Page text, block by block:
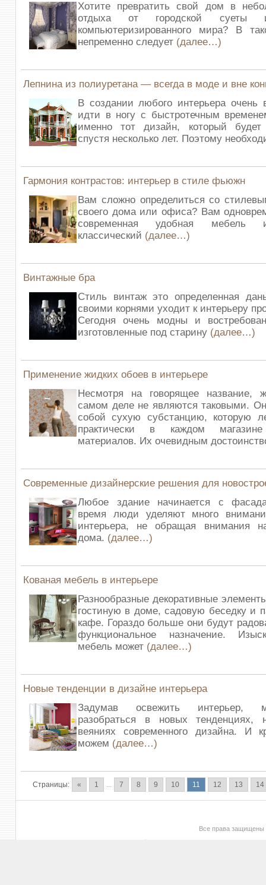
Хотите превратить свой дом в
отдыха от городской суеты
компьютеризированного мира? В
непременно следует (далее…)
Лепнина из полиуретана — всегда в моде и вне
В создании любого интерьера очень
идти в ногу с быстротечным
именно тот дизайн, который будет
спустя несколько лет. Поэтому
Гармония контрастов: интерьер в стиле фьюжн
Вам сложно определиться со
своего дома или офиса? Вам
современная удобная мебель
классический (далее…)
Винтажные бра
Стиль винтаж это определенная
своими корнями уходит к интерьеру
Сегодня очень модны и
изготовленные под старину (далее…)
Применение жидких обоев в интерьере
Несмотря на говорящее название,
самом деле не являются таковыми.
собой сухую субстанцию, которую
практически в каждом магазине
материалов. Их очевидным
Современные дизайнерские решения для
Любое здание начинается с
время люди уделяют много
интерьера, не обращая внимания
дома. (далее…)
Кованая мебель в интерьере
Разнообразные декоративные
гостиную в доме, садовую беседку и
кафе. Гораздо больше они будут
функциональное назначение.
мебель может (далее…)
Новые тенденции в дизайне интерьера
Задумав освежить интерьер,
разобраться в новых тенденциях,
веяниях современного дизайна. И
можем (далее…)
Страницы: « 1 ... 7 8 9 10 11 12 13 14
Все права